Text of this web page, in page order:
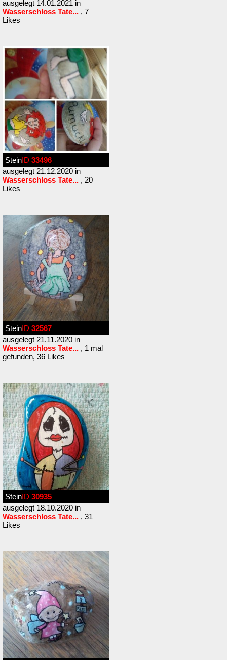
ausgelegt 14.01.2021 in
Wasserschloss Tate... , 7
Likes
SteinID 33496
ausgelegt 21.12.2020 in
Wasserschloss Tate... , 20
Likes
SteinID 32567
ausgelegt 21.11.2020 in
Wasserschloss Tate... , 1 mal
gefunden, 36 Likes
SteinID 30935
ausgelegt 18.10.2020 in
Wasserschloss Tate... , 31
Likes